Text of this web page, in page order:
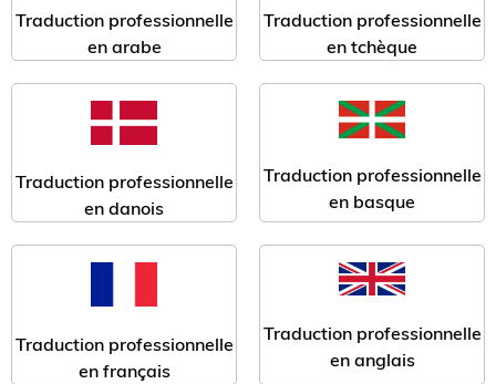
Traduction professionnelle
en arabe
Traduction professionnelle
en tchèque
Traduction professionnelle
en danois
Traduction professionnelle
en basque
Traduction professionnelle
en français
Traduction professionnelle
en anglais